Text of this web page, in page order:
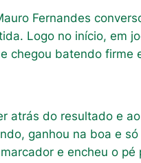
Fernandes
Logo no início, em
chegou batendo firme
atrás do resultado e
ganhou na boa e
e encheu o